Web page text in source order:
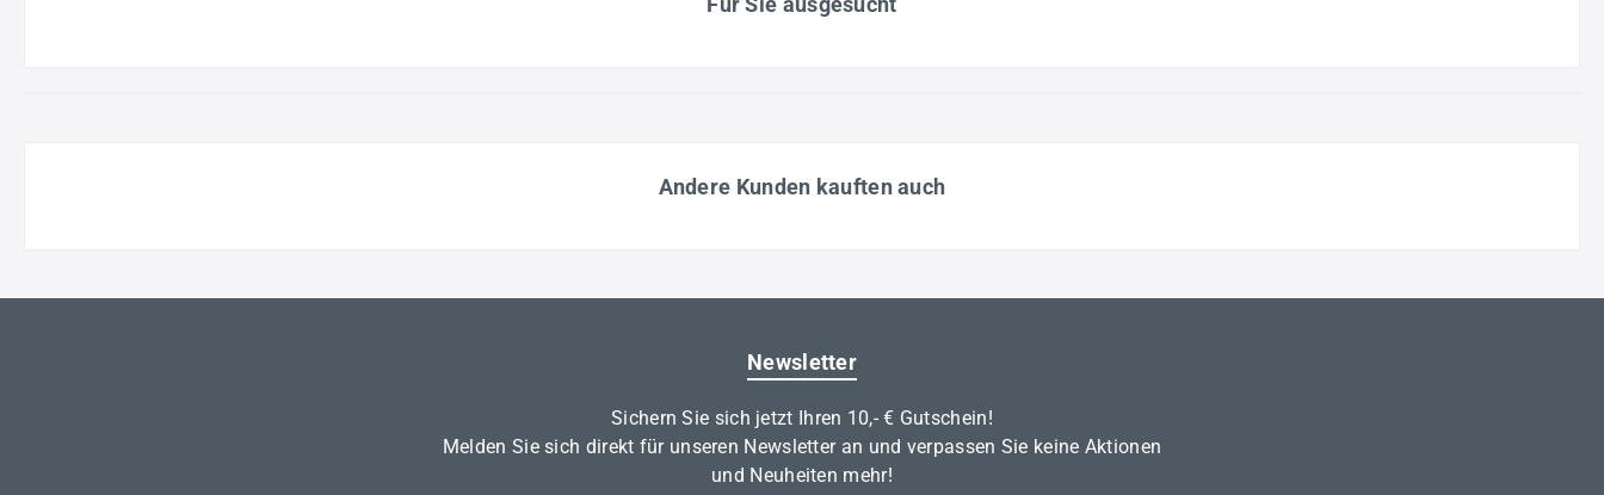
Andere Kunden kauften auch
Newsletter
Sichern Sie sich jetzt Ihren 10,- € Gutschein!
Melden Sie sich direkt für unseren Newsletter an und verpassen Sie keine Aktionen
und Neuheiten mehr!